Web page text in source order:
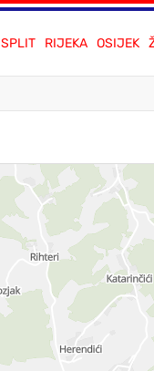
SPLIT RIJEKA OSIJEK